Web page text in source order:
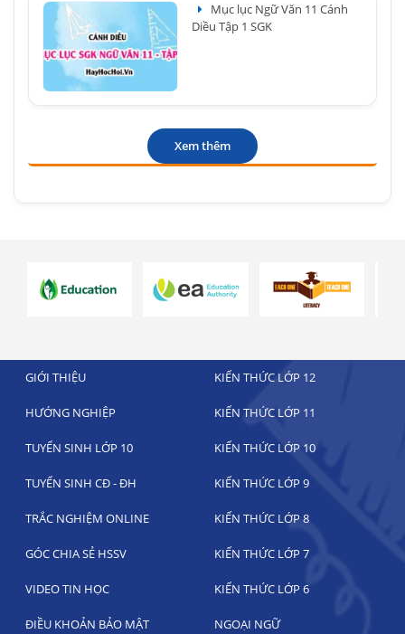
Mục lục Ngữ Văn 11 Cánh
Diều Tập 1 SGK
Xem thêm
GIỚI THIỆU KIẾN THỨC LỚP 12
HƯỚNG NGHIỆP KIẾN THỨC LỚP 11
TUYỂN SINH LỚP 10 KIẾN THỨC LỚP 10
TUYỂN SINH CĐ - ĐH KIẾN THỨC LỚP 9
TRẮC NGHIỆM ONLINE KIẾN THỨC LỚP 8
GÓC CHIA SẺ HSSV KIẾN THỨC LỚP 7
VIDEO TIN HỌC KIẾN THỨC LỚP 6
ĐIỀU KHOẢN BẢO MẬT NGOẠI NGỮ